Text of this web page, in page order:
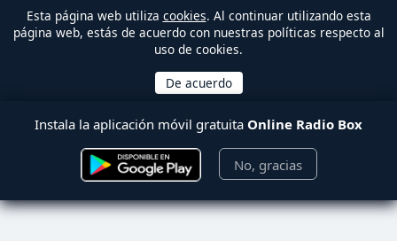
Esta página web utiliza cookies. Al continuar utilizando esta
página web, estás de acuerdo con nuestras políticas respecto al
uso de cookies.
Instala la aplicación móvil gratuita Online Radio Box
No, gracias